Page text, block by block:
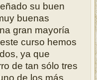
su buen
buenas
gran mayoría
curso hemos
ya que
de tan sólo tres
de los más